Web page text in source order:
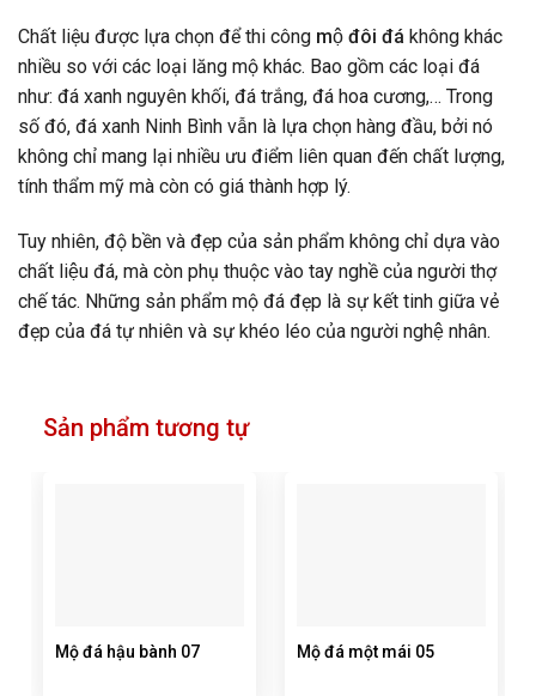
Chất liệu được lựa chọn để thi công mộ đôi đá không khác
nhiều so với các loại lăng mộ khác. Bao gồm các loại đá
như: đá xanh nguyên khối, đá trắng, đá hoa cương,… Trong
số đó, đá xanh Ninh Bình vẫn là lựa chọn hàng đầu, bởi nó
không chỉ mang lại nhiều ưu điểm liên quan đến chất lượng,
tính thẩm mỹ mà còn có giá thành hợp lý.
Tuy nhiên, độ bền và đẹp của sản phẩm không chỉ dựa vào
chất liệu đá, mà còn phụ thuộc vào tay nghề của người thợ
chế tác. Những sản phẩm mộ đá đẹp là sự kết tinh giữa vẻ
đẹp của đá tự nhiên và sự khéo léo của người nghệ nhân.
Sản phẩm tương tự
Mộ đá hậu bành 07 Mộ đá một mái 05